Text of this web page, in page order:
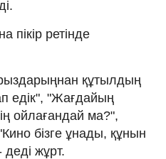
пікір ретінде
құтылдың
едік", "Жағдайың
ойлағандай ма?",
бізге ұнады, құнын
жұрт.